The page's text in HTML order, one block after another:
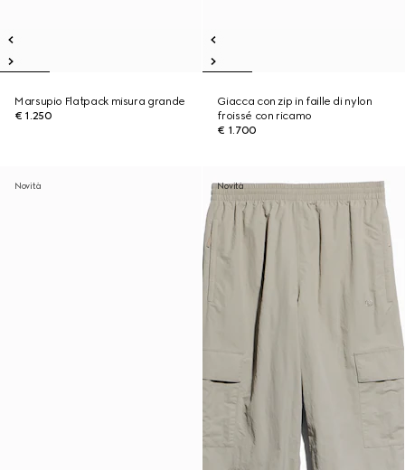
Marsupio Flatpack misura grande
€ 1.250
Giacca con zip in faille di nylon
froissé con ricamo
€ 1.700
Novità Novità